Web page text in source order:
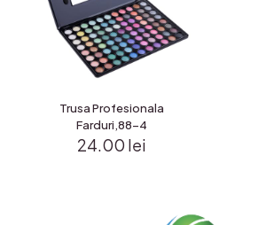
Trusa Profesionala
Farduri,88-4
24.00 lei